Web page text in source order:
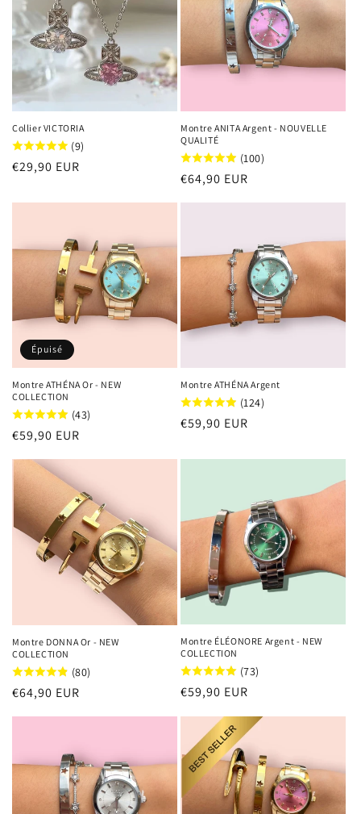
Collier VICTORIA
(9)
Prix
€29,90 EUR
Montre ANITA Argent - NOUVELLE
QUALITÉ
(100)
Prix
€64,90 EUR
Épuisé
Montre ATHÉNA Or - NEW
COLLECTION
(43)
Prix
€59,90 EUR
Montre ATHÉNA Argent
(124)
Prix
€59,90 EUR
Montre DONNA Or - NEW
COLLECTION
(80)
Prix
€64,90 EUR
Montre ÉLÉONORE Argent - NEW
COLLECTION
(73)
Prix
€59,90 EUR